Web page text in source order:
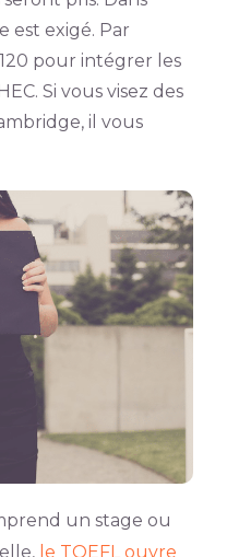
est exigé. Par
pour intégrer les
Si vous visez des
il vous
un stage ou
le TOEFL ouvre